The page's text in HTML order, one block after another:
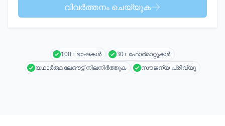
വിവർത്തനം ചെയ്യുക
100+ ഭാഷകൾ
30+ ഫോർമാറ്റുകൾ
യഥാർത്ഥ ലേഔട്ട് നിലനിർത്തുക
സൗജന്യ പ്രിവ്യൂ